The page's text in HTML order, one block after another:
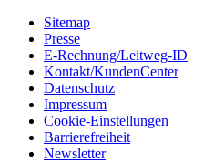
Sitemap
Presse
E-Rechnung/Leitweg-ID
Kontakt/KundenCenter
Datenschutz
Impressum
Cookie-Einstellungen
Barrierefreiheit
Newsletter